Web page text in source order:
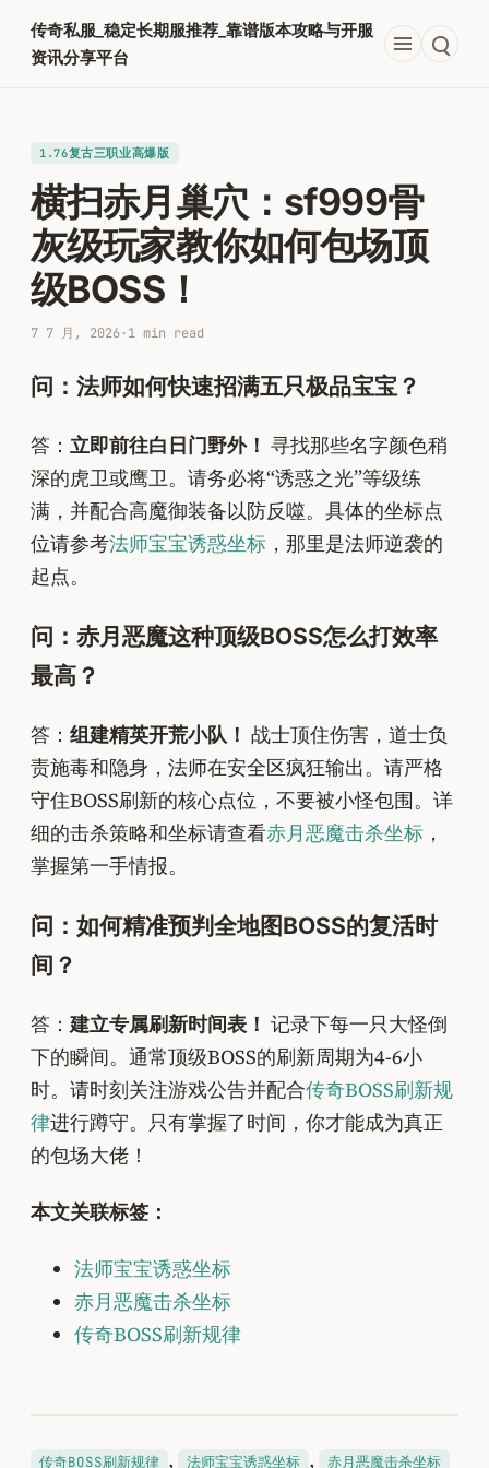
内
传奇私服_稳定长期服推荐_靠谱版本攻略与开服
资讯分享平台
1.76复古三职业高爆版
横扫赤月巢穴：sf999骨
灰级玩家教你如何包场顶
级BOSS！
7 7 月, 2026·1 min read
问：法师如何快速招满五只极品宝宝？
答： 立即前往白日门野外！ 寻找那些名字颜色稍
深的虎卫或鹰卫。请务必将“诱惑之光”等级练
满，并配合高魔御装备以防反噬。具体的坐标点
位请参考法师宝宝诱惑坐标 ，那里是法师逆袭的
起点。
问：赤月恶魔这种顶级BOSS怎么打效率
最高？
答： 组建精英开荒小队！ 战士顶住伤害，道士负
责施毒和隐身，法师在安全区疯狂输出。请严格
守住BOSS刷新的核心点位，不要被小怪包围。详
细的击杀策略和坐标请查看赤月恶魔击杀坐标 ，
掌握第一手情报。
问：如何精准预判全地图BOSS的复活时
间？
答：建立专属刷新时间表！ 记录下每一只大怪倒
下的瞬间。通常顶级BOSS的刷新周期为4-6小
时。请时刻关注游戏公告并配合传奇BOSS刷新规
律进行蹲守。只有掌握了时间，你才能成为真正
的包场大佬！
本文关联标签：
法师宝宝诱惑坐标
赤月恶魔击杀坐标
传奇BOSS刷新规律
传奇BOSS刷新规律 , 法师宝宝诱惑坐标 , 赤月恶魔击杀坐标